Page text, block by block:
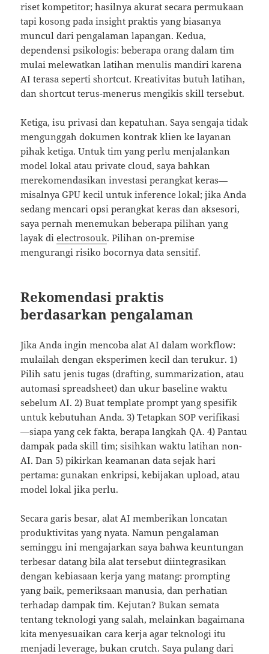
riset kompetitor; hasilnya akurat secara permukaan
tapi kosong pada insight praktis yang biasanya
muncul dari pengalaman lapangan. Kedua,
dependensi psikologis: beberapa orang dalam tim
mulai melewatkan latihan menulis mandiri karena
AI terasa seperti shortcut. Kreativitas butuh latihan,
dan shortcut terus-menerus mengikis skill tersebut.
Ketiga, isu privasi dan kepatuhan. Saya sengaja tidak
mengunggah dokumen kontrak klien ke layanan
pihak ketiga. Untuk tim yang perlu menjalankan
model lokal atau private cloud, saya bahkan
merekomendasikan investasi perangkat keras—
misalnya GPU kecil untuk inference lokal; jika Anda
sedang mencari opsi perangkat keras dan aksesori,
saya pernah menemukan beberapa pilihan yang
layak dielectrosouk. Pilihan on-premise
mengurangi risiko bocornya data sensitif.
Rekomendasi praktis
berdasarkan pengalaman
Jika Anda ingin mencoba alat AI dalam workflow:
mulailah dengan eksperimen kecil dan terukur. 1)
Pilih satu jenis tugas (drafting, summarization, atau
automasi spreadsheet) dan ukur baseline waktu
sebelum AI. 2) Buat template prompt yang spesifik
untuk kebutuhan Anda. 3) Tetapkan SOP verifikasi
—siapa yang cek fakta, berapa langkah QA. 4) Pantau
dampak pada skill tim; sisihkan waktu latihan non-
AI. Dan 5) pikirkan keamanan data sejak hari
pertama: gunakan enkripsi, kebijakan upload, atau
model lokal jika perlu.
Secara garis besar, alat AI memberikan loncatan
produktivitas yang nyata. Namun pengalaman
seminggu ini mengajarkan saya bahwa keuntungan
terbesar datang bila alat tersebut diintegrasikan
dengan kebiasaan kerja yang matang: prompting
yang baik, pemeriksaan manusia, dan perhatian
terhadap dampak tim. Kejutan? Bukan semata
tentang teknologi yang salah, melainkan bagaimana
kita menyesuaikan cara kerja agar teknologi itu
menjadi leverage, bukan crutch. Saya pulang dari